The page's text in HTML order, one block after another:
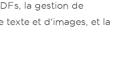
la gestion de
texte et d'images, et la